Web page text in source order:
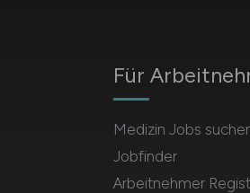
Für
Medizin Jobs
Jobfinder
Arbeitnehmer